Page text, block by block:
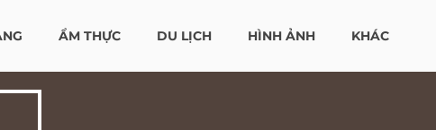
ẨM THỰC DU LỊCH HÌNH ẢNH KHÁC